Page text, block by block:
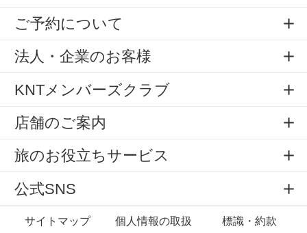
ご予約について
法人・企業のお客様
KNTメンバーズクラブ
店舗のご案内
旅のお役立ちサービス
公式SNS
サイトマップ 個人情報の取扱 標識・約款